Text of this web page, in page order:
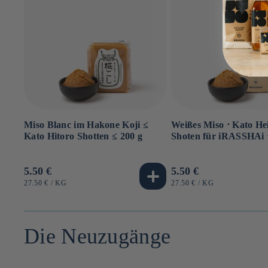
Miso Blanc im Hakone Koji ≤
Kato Hitoro Shotten ≤ 200 g
Normaler
Preis
5.50 €
GRUNDPREIS
27.50 € / PRO
KG
Weißes Miso ⋅ Kato
Shoten für iRASSHAi
Normaler
Preis
5.50 €
GRUNDPREIS
27.50 € / PRO
KG
Die Neuzugänge